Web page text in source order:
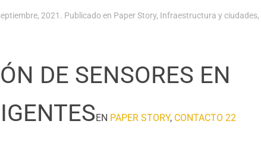
2021 . Publicado en Paper Story, Infraestructura y ciudades,
DE SENSORES EN
EN PAPER STORY, CONTACTO 22